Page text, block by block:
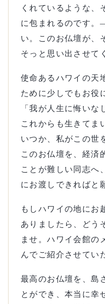
くれているような、
に包まれるのです
い。このお仏壇が、
そっと思い出させて
使命あるハワイの天
ために少しでもお役
「我が人生に悔いな
これからも生きてま
いつか、私がこの世
このお仏壇を、経済
ことが難しい同志へ
にお渡しできればと
もしハワイの地にお
ありましたら、どう
ませ。ハワイ会館の
んでご紹介させてい
最高のお仏壇を、島
とができ、本当に幸